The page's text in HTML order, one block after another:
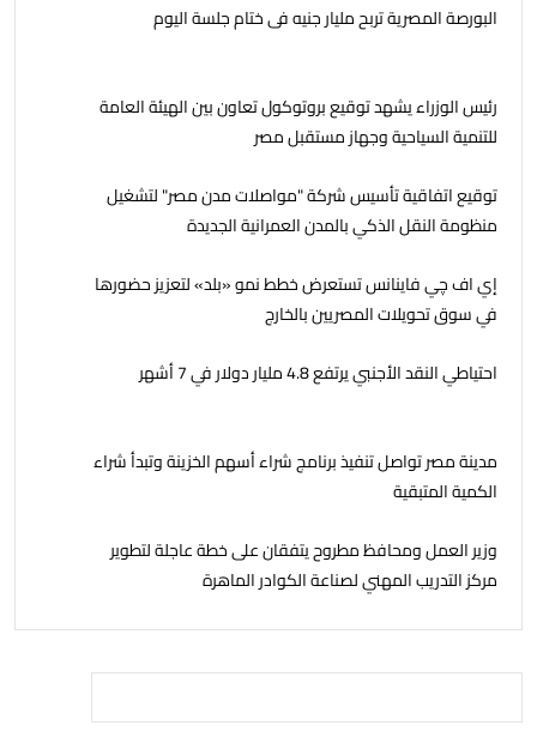
البورصة المصرية تربح مليار جنيه فى ختام جلسة اليوم
رئيس الوزراء يشهد توقيع بروتوكول تعاون بين الهيئة العامة
للتنمية السياحية وجهاز مستقبل مصر
توقيع اتفاقية تأسيس شركة "مواصلات مدن مصر" لتشغيل
منظومة النقل الذكي بالمدن العمرانية الجديدة
إي اف چي فاينانس تستعرض خطط نمو «بلد» لتعزيز حضورها
في سوق تحويلات المصريين بالخارج
احتياطي النقد الأجنبي يرتفع 4.8 مليار دولار في 7 أشهر
مدينة مصر تواصل تنفيذ برنامج شراء أسهم الخزينة وتبدأ شراء
الكمية المتبقية
وزير العمل ومحافظ مطروح يتفقان على خطة عاجلة لتطوير
مركز التدريب المهني لصناعة الكوادر الماهرة